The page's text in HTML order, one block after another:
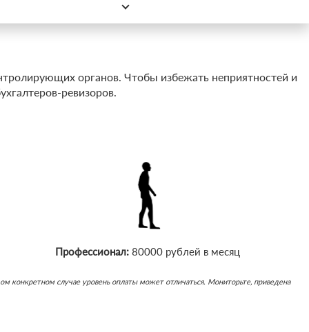
органов. Чтобы избежать неприятностей и
ревизоров.
Профессионал:80000 рублей в месяц
конкретном случае уровень оплаты может отличаться. Мониторьте, приведена